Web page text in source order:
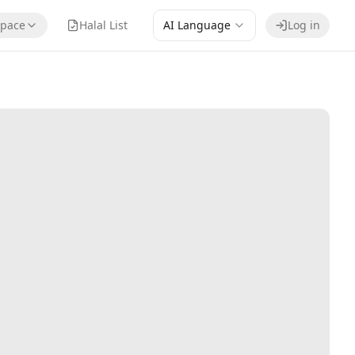
Halal List AI Language Log in